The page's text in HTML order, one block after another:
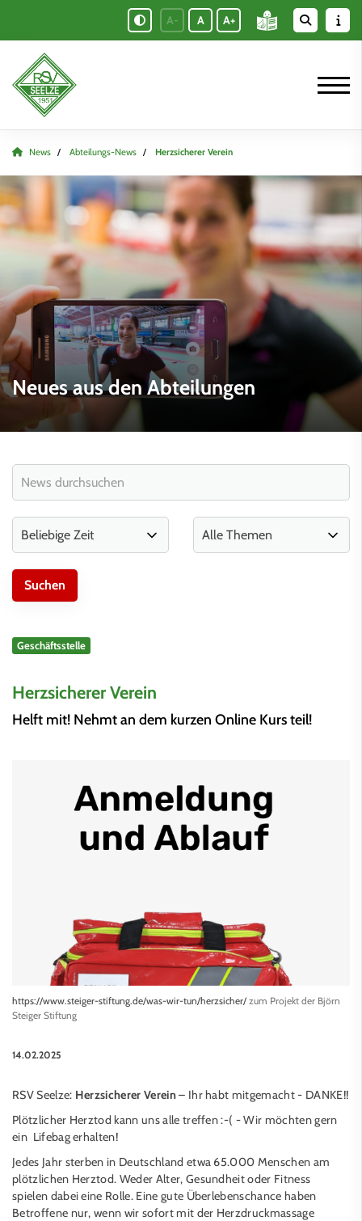
A- A A+
News Abteilungs-News Herzsicherer Verein
Neues aus den Abteilungen
Geschäftsstelle
Herzsicherer Verein
Helft mit! Nehmt an dem kurzen Online Kurs teil!
https://www.steiger-stiftung.de/was-wir-tun/herzsicher/ zum Projekt der Björn
Steiger Stiftung
14.02.2025
RSV Seelze: Herzsicherer Verein– Ihr habt mitgemacht - DANKE!!
Plötzlicher Herztod kann uns alle treffen :-( - Wir möchten gern
ein Lifebag erhalten!
Jedes Jahr sterben in Deutschland etwa 65.000 Menschen am
plötzlichen Herztod. Weder Alter, Gesundheit oder Fitness
spielen dabei eine Rolle. Eine gute Überlebenschance haben
Betroffene nur, wenn wir sofort mit der Herzdruckmassage